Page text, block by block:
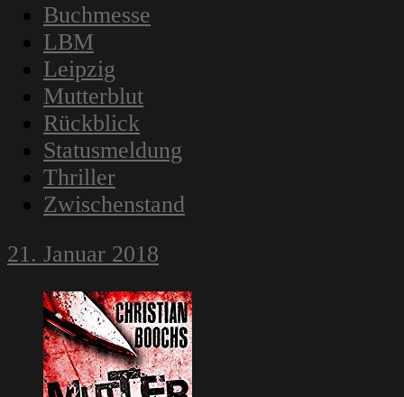
Buchmesse
LBM
Leipzig
Mutterblut
Rückblick
Statusmeldung
Thriller
Zwischenstand
21. Januar 2018